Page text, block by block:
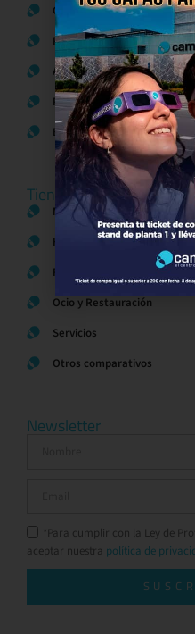
Contacto
Política de Privacidad
Aviso Legal
Política de Cookies
Bases legales Concursos y
Tiendas
Moda
Hogar y Alimentación
Regalos y Complementos
Ocio y Restauración
Servicios
Otros comparativos
Newsletter
*Para cumplir con la Ley de
aceptar nuestra política de